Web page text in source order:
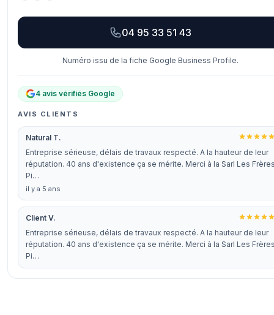
04 95 33 51 43
Numéro issu de la fiche Google Business Profile.
4 avis vérifiés Google
AVIS CLIENTS
Natural T.
Entreprise sérieuse, délais de travaux respecté. A la hauteur de leur
réputation. 40 ans d'existence ça se mérite. Merci à la Sarl Les
Pi…
il y a 5 ans
Client V.
Entreprise sérieuse, délais de travaux respecté. A la hauteur de leur
réputation. 40 ans d'existence ça se mérite. Merci à la Sarl Les
Pi…